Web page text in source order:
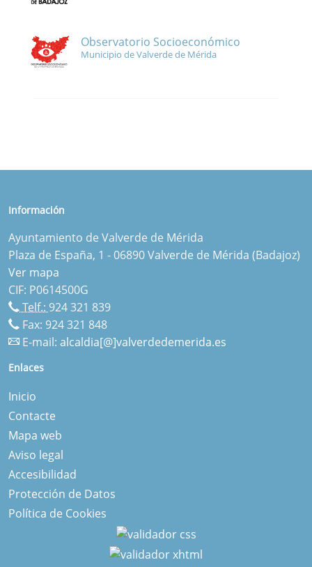
Observatorio Socioeconómico
Municipio de Valverde de Mérida
Información
Ayuntamiento de Valverde de Mérida
Plaza de España, 1 - 06890 Valverde de Mérida (Badajoz)
Ver mapa
CIF: P0614500G
Telf.: 924 321 839
Fax: 924 321 848
E-mail: alcaldia[@]valverdedemerida.es
Enlaces
Inicio
Contacte
Mapa web
Aviso legal
Accesibilidad
Protección de Datos
Política de Cookies